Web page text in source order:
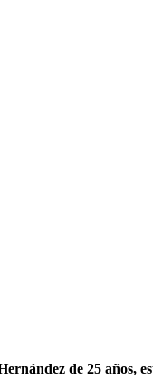
de 25 años,